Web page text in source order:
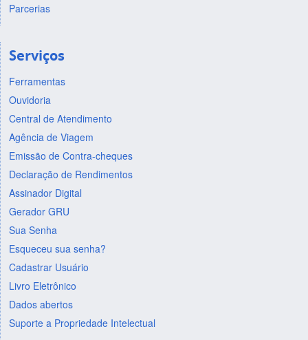
Parcerias
Serviços
Ferramentas
Ouvidoria
Central de Atendimento
Agência de Viagem
Emissão de Contra-cheques
Declaração de Rendimentos
Assinador Digital
Gerador GRU
Sua Senha
Esqueceu sua senha?
Cadastrar Usuário
Livro Eletrônico
Dados abertos
Suporte a Propriedade Intelectual